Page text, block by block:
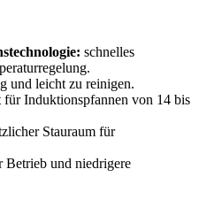
schnelles
und leicht zu reinigen.
für Induktionspfannen von 14 bis
Stauraum für
Betrieb und niedrigere